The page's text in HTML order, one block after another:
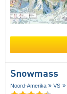
Snowmass
Noord-Amerika VS